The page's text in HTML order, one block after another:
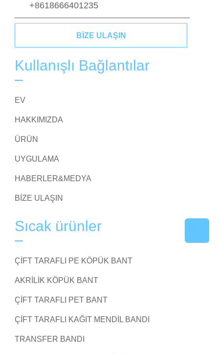
+8618666401235
BIZE ULAŞIN
Kullanışlı Bağlantılar
EV
HAKKIMIZDA
ÜRÜN
UYGULAMA
HABERLER&MEDYA
BIZE ULAŞIN
Sıcak ürünler
ÇIFT TARAFLI PE KÖPÜK BANT
AKRILIK KÖPÜK BANT
ÇIFT TARAFLI PET BANT
ÇIFT TARAFLI KAĞIT MENDIL BANDI
TRANSFER BANDI